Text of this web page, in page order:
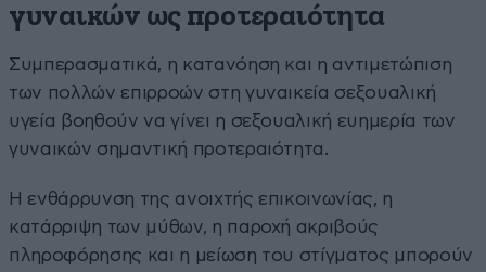
γυναικών ως προτεραιότητα
Συμπερασματικά, η κατανόηση και η αντιμετώπιση
των πολλών επιρροών στη γυναικεία σεξουαλική
υγεία βοηθούν να γίνει η σεξουαλική ευημερία των
γυναικών σημαντική προτεραιότητα.
Η ενθάρρυνση της ανοιχτής επικοινωνίας, η
κατάρριψη των μύθων, η παροχή ακριβούς
πληροφόρησης και η μείωση του στίγματος μπορούν